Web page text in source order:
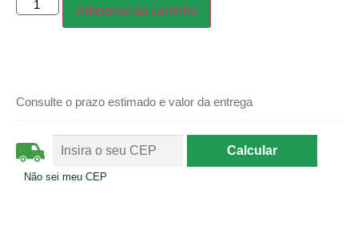
Adicionar ao carrinho
Consulte o prazo estimado e valor da entrega
Não sei meu CEP